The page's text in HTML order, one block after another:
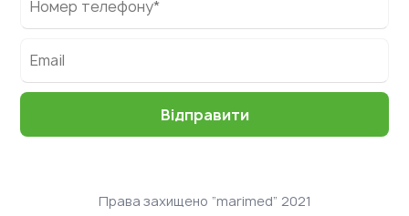
Права захищено “marimed” 2021